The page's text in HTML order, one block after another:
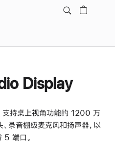
Display
持桌上视角功能的 1200 万
音棚级麦克风和扬声器，以
5 端口。